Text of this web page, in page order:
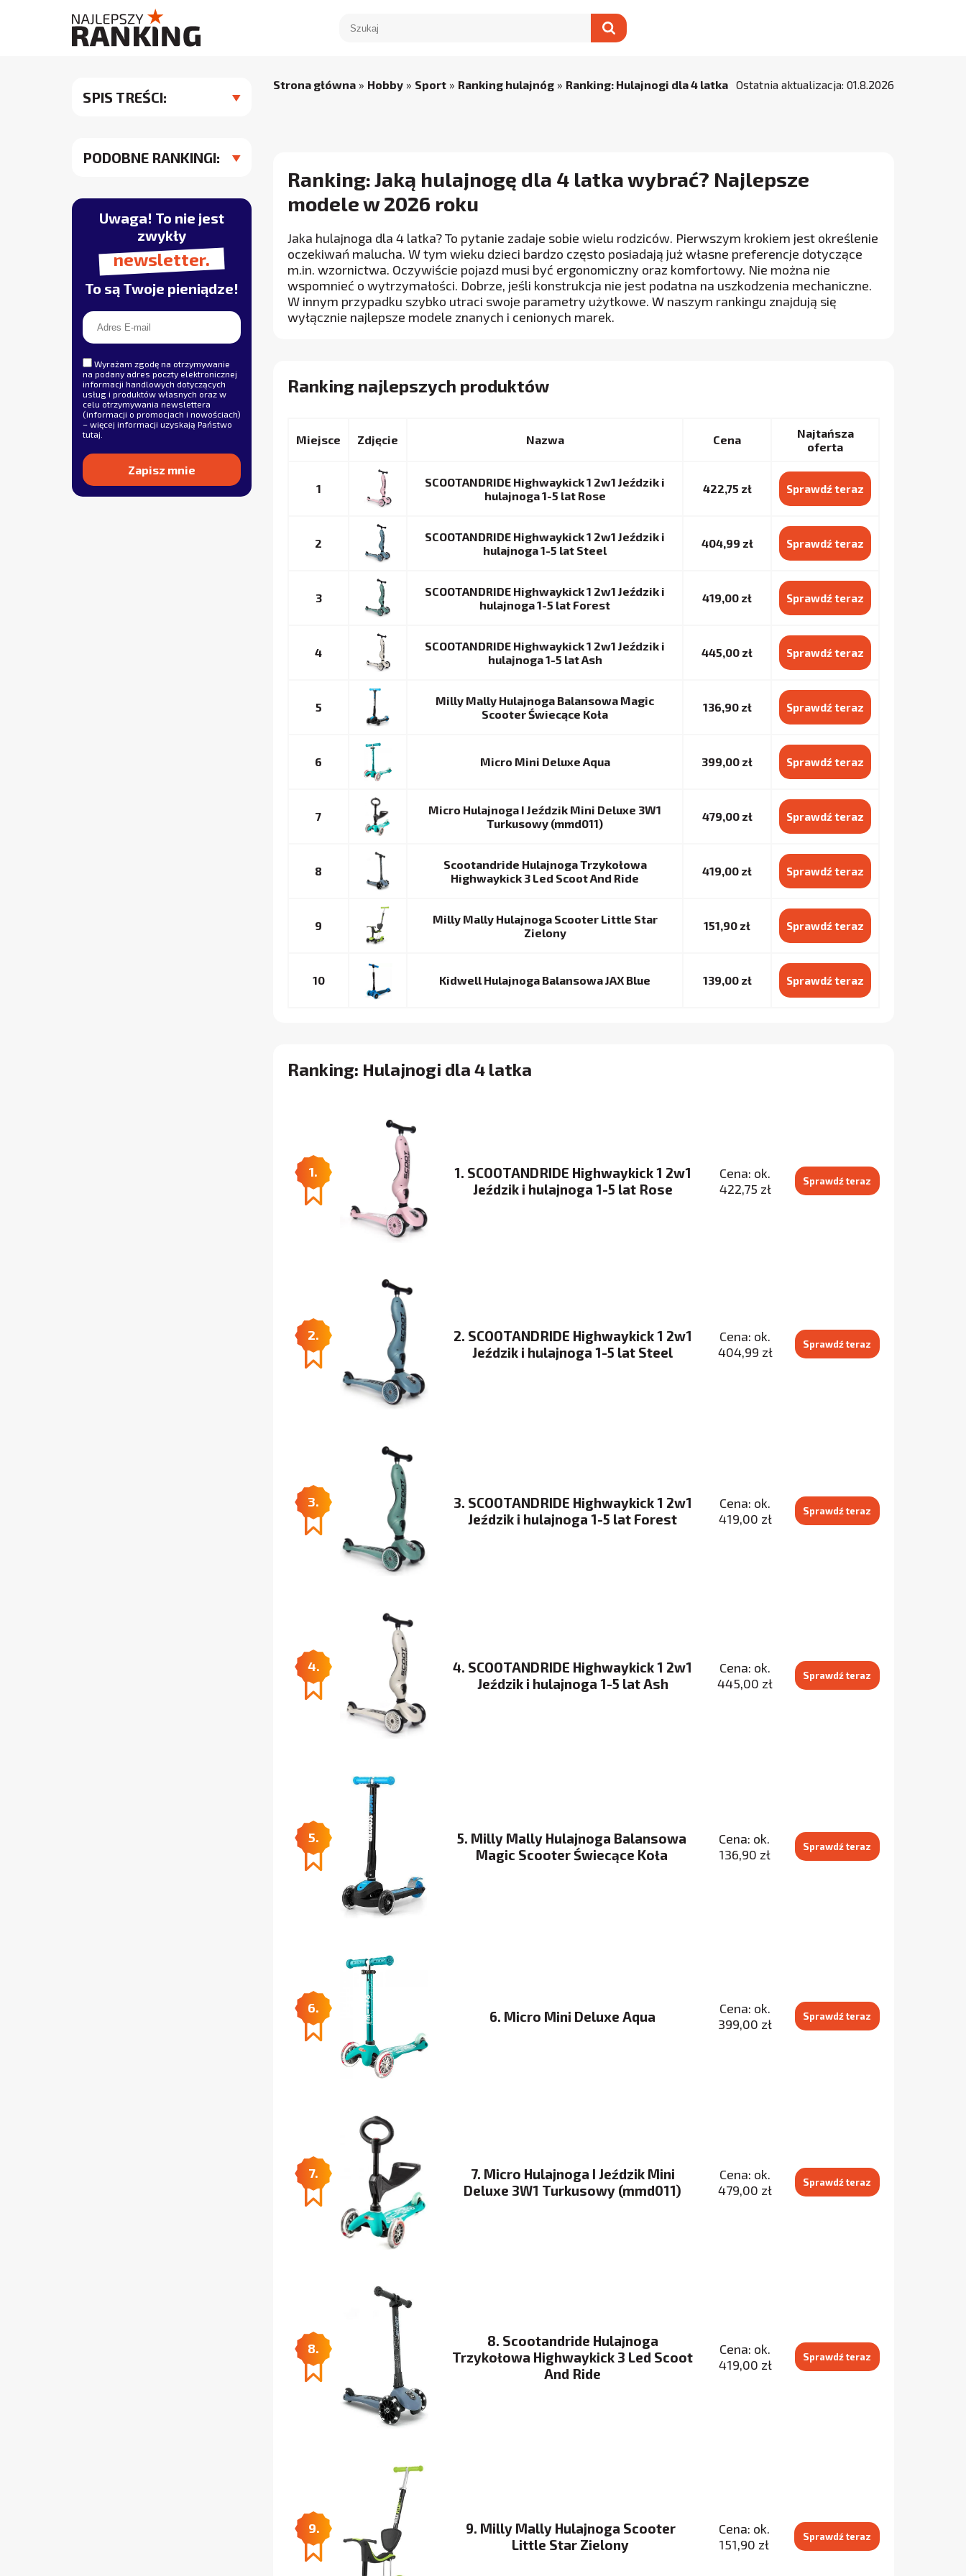
SPIS TREŚCI:
PODOBNE RANKINGI:
Uwaga! To nie jest
zwykły
newsletter.
To są Twoje pieniądze!
Wyrażam zgodę na otrzymywanie
na podany adres poczty elektronicznej
informacji handlowych dotyczących
usług i produktów własnych oraz w
celu otrzymywania newslettera
(informacji o promocjach i nowościach)
– więcej informacji uzyskają Państwo
tutaj
Strona główna » Hobby » Sport » Ranking hulajnóg » Ranking: Hulajnogi dla 4 latka Ostatnia aktualizacja: 01.8.2026
Ranking: Jaką hulajnogę dla 4 latka wybrać? Najlepsze
modele w 2026 roku
Jaka hulajnoga dla 4 latka? To pytanie zadaje sobie wielu rodziców. Pierwszym krokiem jest określenie
oczekiwań malucha. W tym wieku dzieci bardzo często posiadają już własne preferencje dotyczące
m.in. wzornictwa. Oczywiście pojazd musi być ergonomiczny oraz komfortowy. Nie można nie
wspomnieć o wytrzymałości. Dobrze, jeśli konstrukcja nie jest podatna na uszkodzenia mechaniczne.
W innym przypadku szybko utraci swoje parametry użytkowe. W naszym rankingu znajdują się
wyłącznie najlepsze modele znanych i cenionych marek.
Ranking najlepszych produktów
Miejsce Nazwa Cena
Najtańsza
oferta
1
SCOOTANDRIDE Highwaykick 1 2w1 Jeździk i
hulajnoga 1-5 lat Rose
422,75 zł Sprawdź teraz
2
SCOOTANDRIDE Highwaykick 1 2w1 Jeździk i
hulajnoga 1-5 lat Steel
404,99 zł Sprawdź teraz
3
SCOOTANDRIDE Highwaykick 1 2w1 Jeździk i
hulajnoga 1-5 lat Forest
419,00 zł Sprawdź teraz
4
SCOOTANDRIDE Highwaykick 1 2w1 Jeździk i
hulajnoga 1-5 lat Ash
445,00 zł Sprawdź teraz
5
Milly Mally Hulajnoga Balansowa Magic
Scooter Świecące Koła
136,90 zł Sprawdź teraz
6 Micro Mini Deluxe Aqua 399,00 zł Sprawdź teraz
7
Micro Hulajnoga I Jeździk Mini Deluxe 3W1
Turkusowy (mmd011)
479,00 zł Sprawdź teraz
8
Scootandride Hulajnoga Trzykołowa
Highwaykick 3 Led Scoot And Ride
419,00 zł Sprawdź teraz
9
Milly Mally Hulajnoga Scooter Little Star
Zielony
151,90 zł Sprawdź teraz
10 Kidwell Hulajnoga Balansowa JAX Blue 139,00 zł Sprawdź teraz
Ranking: Hulajnogi dla 4 latka
1.
1. SCOOTANDRIDE Highwaykick 1 2w1
Jeździk i hulajnoga 1-5 lat Rose
Cena: ok.
422,75 zł
Sprawdź teraz
2.
2. SCOOTANDRIDE Highwaykick 1 2w1
Jeździk i hulajnoga 1-5 lat Steel
Cena: ok.
404,99 zł
Sprawdź teraz
3.
3. SCOOTANDRIDE Highwaykick 1 2w1
Jeździk i hulajnoga 1-5 lat Forest
Cena: ok.
419,00 zł
Sprawdź teraz
4.
4. SCOOTANDRIDE Highwaykick 1 2w1
Jeździk i hulajnoga 1-5 lat Ash
Cena: ok.
445,00 zł
Sprawdź teraz
5.
5. Milly Mally Hulajnoga Balansowa
Magic Scooter Świecące Koła
Cena: ok.
136,90 zł
Sprawdź teraz
6.
6. Micro Mini Deluxe Aqua
Cena: ok.
399,00 zł
Sprawdź teraz
7.
7. Micro Hulajnoga I Jeździk Mini
Deluxe 3W1 Turkusowy (mmd011)
Cena: ok.
479,00 zł
Sprawdź teraz
8.
8. Scootandride Hulajnoga
Trzykołowa Highwaykick 3 Led Scoot
And Ride
Cena: ok.
419,00 zł
Sprawdź teraz
9.
9. Milly Mally Hulajnoga Scooter
Little Star Zielony
Cena: ok.
151,90 zł
Sprawdź teraz